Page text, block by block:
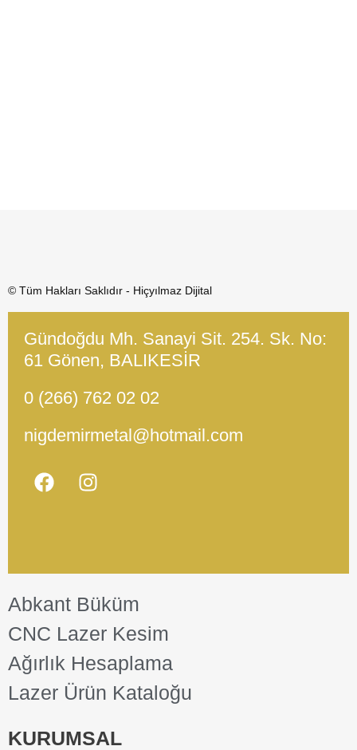
© Tüm Hakları Saklıdır - Hiçyılmaz Dijital
Gündoğdu Mh. Sanayi Sit. 254. Sk. No:
61 Gönen, BALIKESİR
0 (266) 762 02 02
nigdemirmetal@hotmail.com
Abkant Büküm
CNC Lazer Kesim
Ağırlık Hesaplama
Lazer Ürün Kataloğu
KURUMSAL